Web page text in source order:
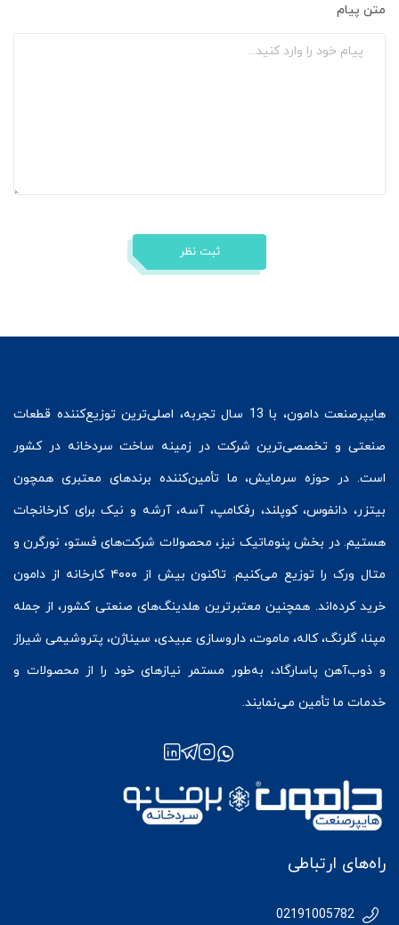
متن پیام
ثبت نظر
هایپرصنعت
دامون، با 13 سال تجربه، اصلی‌ترین توزیع‌کننده قطعات
صنعتی و تخصصی‌ترین شرکت در زمینه ساخت سردخانه در کشور
است. در حوزه سرمایش، ما تأمین‌کننده برندهای معتبری همچون
بیتزر، دانفوس،کوپلند، رفکامپ، آسه، آرشه و نیک برای کارخانجات
هستیم. در بخش پنوماتیک نیز، محصولات شرکت‌های فستو، نورگرن و
متال ورک
را توزیع می‌کنیم. تاکنون بیش از ۴۰۰۰ کارخانه از دامون
خرید کرده‌اند. همچنین معتبرترین هلدینگ‌های صنعتی کشور، از جمله
مپنا، گلرنگ، کاله، ماموت، داروسازی عبیدی، سیناژن، پتروشیمی شیراز
و ذوب‌آهن پاسارگاد، به‌طور مستمر نیازهای خود را از محصولات و
خدمات ما تأمین می‌نمایند.
راه‌های ارتباطی
02191005782